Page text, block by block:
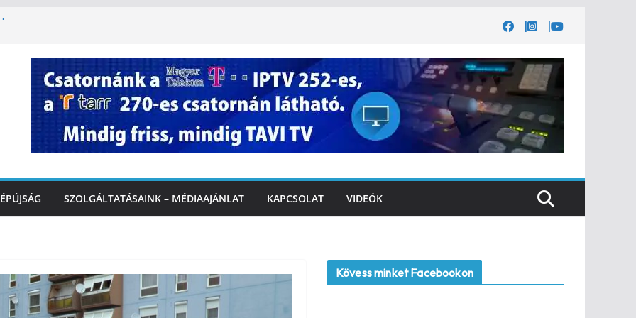
kerülünk az AI-val – fontos
felfrissülés: jövő héten újra berobban
szolgáltatásnyújtás a hőségriadó alatt
Városi Gyógyfürdő és
SZOLGÁLTATÁSAINK – MÉDIAAJÁNLAT KAPCSOLAT VIDEÓK
Kövess minket Facebookon